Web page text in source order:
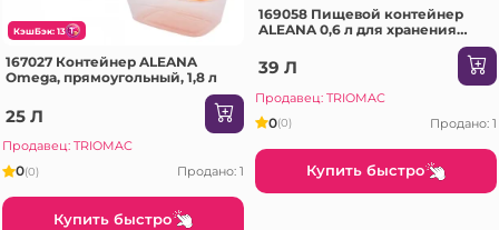
КэшБэк: 13
167027 Контейнер ALEANA
Omega, прямоугольный, 1,8 л
25 Л
Продавец: TRIOMAC
0(0) Продано: 1
Купить быстро
169058 Пищевой контейнер
ALEANA 0,6 л для хранения
39 Л
Продавец: TRIOMAC
0(0) Продано: 1
Купить быстро